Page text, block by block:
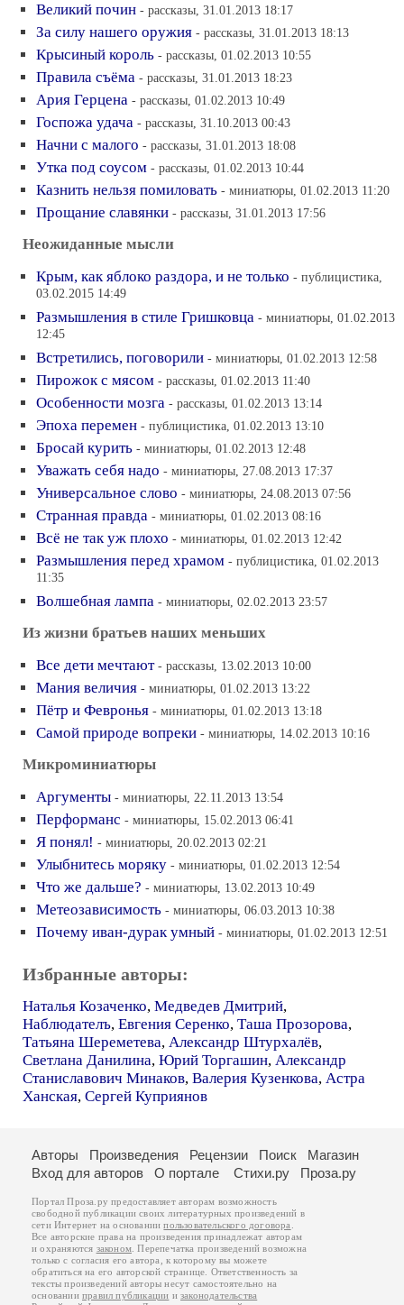
Великий почин - рассказы, 31.01.2013 18:17
За силу нашего оружия - рассказы, 31.01.2013 18:13
Крысиный король - рассказы, 01.02.2013 10:55
Правила съёма - рассказы, 31.01.2013 18:23
Ария Герцена - рассказы, 01.02.2013 10:49
Госпожа удача - рассказы, 31.10.2013 00:43
Начни с малого - рассказы, 31.01.2013 18:08
Утка под соусом - рассказы, 01.02.2013 10:44
Казнить нельзя помиловать - миниатюры, 01.02.2013 11:20
Прощание славянки - рассказы, 31.01.2013 17:56
Неожиданные мысли
Крым, как яблоко раздора, и не только - публицистика,
03.02.2015 14:49
Размышления в стиле Гришковца - миниатюры, 01.02.2013
12:45
Встретились, поговорили - миниатюры, 01.02.2013 12:58
Пирожок с мясом - рассказы, 01.02.2013 11:40
Особенности мозга - рассказы, 01.02.2013 13:14
Эпоха перемен - публицистика, 01.02.2013 13:10
Бросай курить - миниатюры, 01.02.2013 12:48
Уважать себя надо - миниатюры, 27.08.2013 17:37
Универсальное слово - миниатюры, 24.08.2013 07:56
Странная правда - миниатюры, 01.02.2013 08:16
Всё не так уж плохо - миниатюры, 01.02.2013 12:42
Размышления перед храмом - публицистика, 01.02.2013
11:35
Волшебная лампа - миниатюры, 02.02.2013 23:57
Из жизни братьев наших меньших
Все дети мечтают - рассказы, 13.02.2013 10:00
Мания величия - миниатюры, 01.02.2013 13:22
Пётр и Февронья - миниатюры, 01.02.2013 13:18
Самой природе вопреки - миниатюры, 14.02.2013 10:16
Микроминиатюры
Аргументы - миниатюры, 22.11.2013 13:54
Перформанс - миниатюры, 15.02.2013 06:41
Я понял! - миниатюры, 20.02.2013 02:21
Улыбнитесь моряку - миниатюры, 01.02.2013 12:54
Что же дальше? - миниатюры, 13.02.2013 10:49
Метеозависимость - миниатюры, 06.03.2013 10:38
Почему иван-дурак умный - миниатюры, 01.02.2013 12:51
Избранные авторы:
Наталья Козаченко, Медведев Дмитрий,
Наблюдателъ, Евгения Серенко, Таша Прозорова,
Татьяна Шереметева, Александр Штурхалёв,
Светлана Данилина, Юрий Торгашин, Александр
Станиславович Минаков, Валерия Кузенкова, Астра
Ханская, Сергей Куприянов
Авторы Произведения Рецензии Поиск
Магазин
Вход для авторов
О портале Стихи.ру Проза.ру
Портал Проза.ру предоставляет авторам возможность
свободной публикации своих литературных произведений в
сети Интернет на основаниипользовательского договора
Все авторские права на произведения принадлежат авторам
и охраняются законом . Перепечатка произведений возможна
только с согласия его автора, к которому вы можете
обратиться на его авторской странице. Ответственность за
тексты произведений авторы несут самостоятельно на
основанииправил публикации изаконодательства